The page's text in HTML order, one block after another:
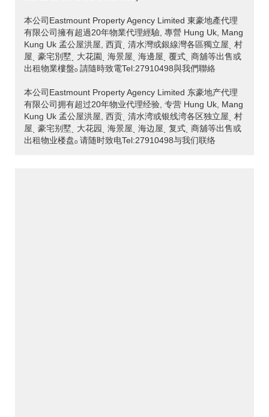
本公司Eastmount Property Agency Limited 東豪地產代理
有限公司擁有超過20年物業代理經驗, 專營 Hung Uk, Mang
Kung Uk 孟公屋洪屋, 西貢ˎ 清水灣或銀線灣各區獨立屋ˎ 村
屋ˎ 豪宅別墅ˎ 大花園ˎ 海景屋ˎ 海邊屋ˎ 覆式ˎ 商舖等出售或
出租物業樓盤ₒ 請隨時致電Tel:27910498與我們聯絡
本公司Eastmount Property Agency Limited 东豪地产代理
有限公司拥有超过20年物业代理经验, 专营 Hung Uk, Mang
Kung Uk 孟公屋洪屋, 西贡ˎ 清水湾或银线湾各区独立屋ˎ 村
屋ˎ 豪宅别墅ˎ 大花园ˎ 海景屋ˎ 海边屋ˎ 复式ˎ 商舖等出售或
出租物业楼盘ₒ 请随时致电Tel:27910498与我们联络